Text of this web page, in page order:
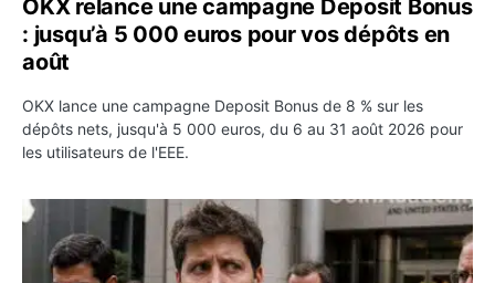
OKX relance une campagne Deposit Bonus
: jusqu’à 5 000 euros pour vos dépôts en
août
OKX lance une campagne Deposit Bonus de 8 % sur les
dépôts nets, jusqu'à 5 000 euros, du 6 au 31 août 2026 pour
les utilisateurs de l'EEE.
OpenAI demande le rejet de la plainte d’Apple et